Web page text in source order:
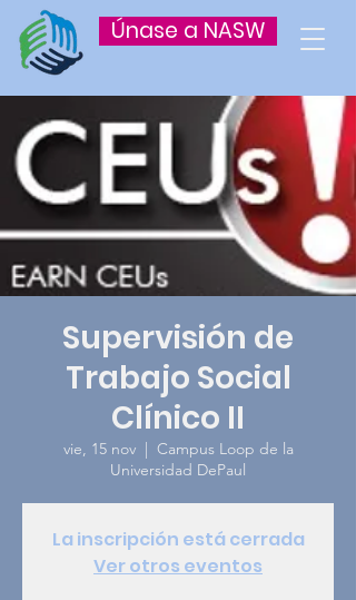
Únase a NASW
Supervisión de
Trabajo Social
Clínico II
vie, 15 nov
  |
Campus Loop de la
Universidad DePaul
La inscripción está cerrada
Ver otros eventos